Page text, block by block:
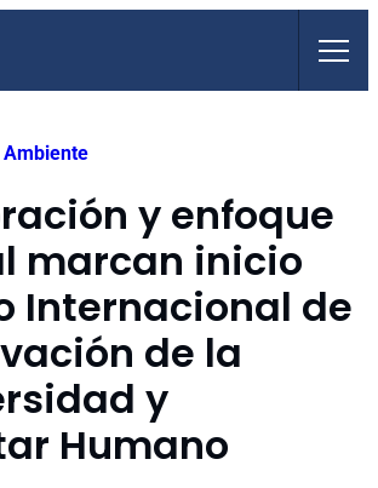
y enfoque
marcan inicio
Internacional de
de la
y
Humano